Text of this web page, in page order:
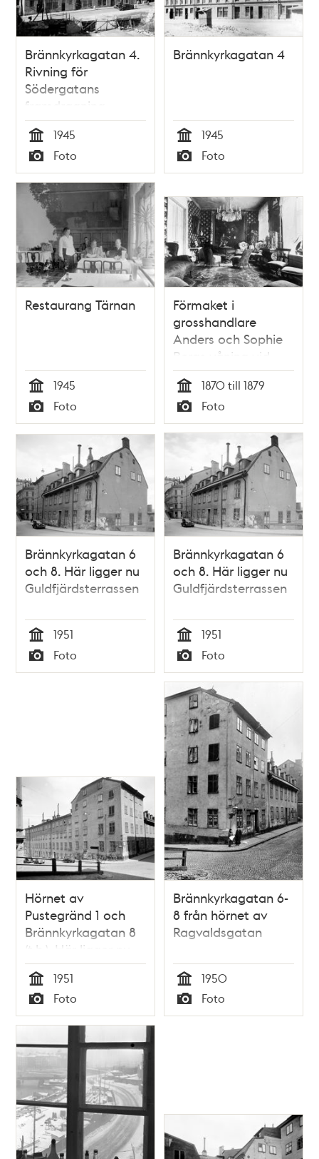
Brännkyrkagatan 4.
Rivning för
Södergatans
framdragning
Tid
1945
Typ
Foto
Brännkyrkagatan 4
Tid
1945
Typ
Foto
Restaurang Tärnan
Tid
1945
Typ
Foto
Förmaket i
grosshandlare
Anders och Sophie
Bergs våning vid
Brännkyrkagatan 6
med en målning av
familjen Berg på
fondväggen.
Tid
1870 till 1879
Typ
Foto
Brännkyrkagatan 6
och 8. Här ligger nu
Guldfjärdsterrassen
Tid
1951
Typ
Foto
Brännkyrkagatan 6
och 8. Här ligger nu
Guldfjärdsterrassen
Tid
1951
Typ
Foto
Hörnet av
Pustegränd 1 och
Brännkyrkagatan 8
(t.h.). Här ligger nu
Guldfjärdsterrassen
t.h. i kv. Överkikaren
och under kvarteret
går
Söderledstunneln
Tid
1951
Typ
Foto
Brännkyrkagatan 6-
8 från hörnet av
Ragvaldsgatan
Tid
1950
Typ
Foto